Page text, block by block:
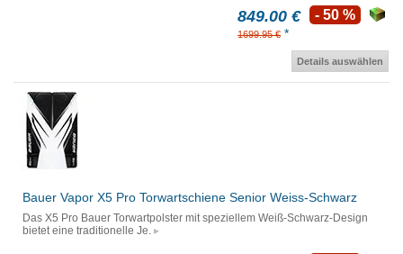
849.00 €
1699.95 € *
- 50 %
Details auswählen
Bauer Vapor X5 Pro Torwartschiene Senior Weiss-Schwarz
Das X5 Pro Bauer Torwartpolster mit speziellem Weiß-Schwarz-Design
bietet eine traditionelle Je.